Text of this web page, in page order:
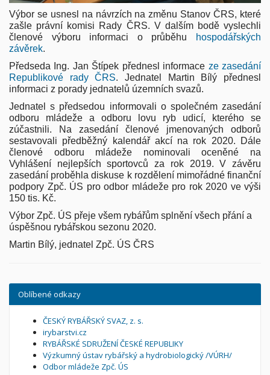
Výbor se usnesl na návrzích na změnu Stanov ČRS, které
zašle právní komisi Rady ČRS. V dalším bodě vyslechli
členové výboru informaci o průběhu
hospodářských
závěrek.
Předseda Ing. Jan Štípek přednesl informace ze zasedání
Republikové rady ČRS. Jednatel Martin Bílý přednesl
informaci z porady jednatelů územních svazů.
Jednatel s předsedou informovali o společném zasedání
odboru mládeže a odboru lovu ryb udicí, kterého se
zúčastnili. Na zasedání členové jmenovaných odborů
sestavovali předběžný kalendář akcí na rok 2020. Dále
členové odboru mládeže nominovali oceněné na
Vyhlášení nejlepších sportovců za rok 2019. V závěru
zasedání proběhla diskuse k rozdělení mimořádné finanční
podpory Zpč. ÚS pro odbor mládeže pro rok 2020 ve výši
150 tis. Kč.
Výbor Zpč. ÚS přeje všem rybářům splnění všech přání a
úspěšnou rybářskou sezonu 2020.
Martin Bílý, jednatel Zpč. ÚS ČRS
Oblíbené odkazy
ČESKÝ RYBÁŘSKÝ SVAZ, z. s.
irybarstvi.cz
RYBÁŘSKÉ SDRUŽENÍ ČESKÉ REPUBLIKY
Výzkumný ústav rybářský a hydrobiologický /VÚRH/
Odbor mládeže Zpč. ÚS